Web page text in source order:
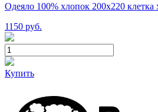
Одеяло 100% хлопок 200x220 клетка
1150 руб.
Купить